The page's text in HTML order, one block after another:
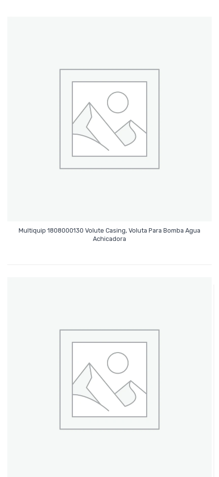
Multiquip 1808000130 Volute Casing, Voluta Para Bomba Agua
Achicadora
Leer Más